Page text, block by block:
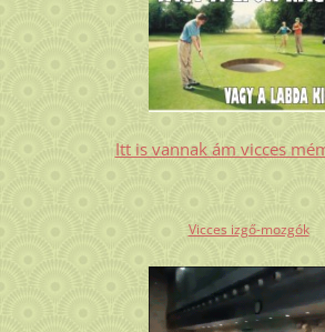
Itt is vannak ám vicces
Vicces izgő-mozgók